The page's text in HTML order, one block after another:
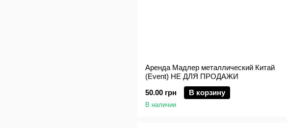
Аренда Мадлер металлический Китай
(Event) НЕ ДЛЯ ПРОДАЖИ
50.00 грн
В корзину
В наличии